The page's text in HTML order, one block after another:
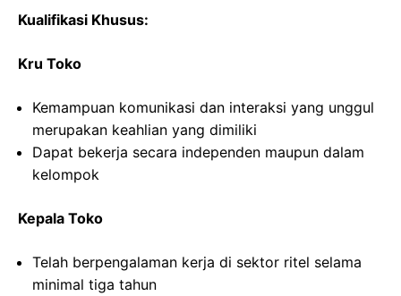
Kualifikasi Khusus:
Kru Toko
Kemampuan komunikasi dan interaksi yang unggul
merupakan keahlian yang dimiliki
Dapat bekerja secara independen maupun dalam
kelompok
Kepala Toko
Telah berpengalaman kerja di sektor ritel selama
minimal tiga tahun